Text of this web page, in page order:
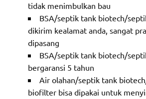
tidak menimbulkan bau
BSA/septik tank biotech/
dikirim kealamat anda, sangat
dipasang
BSA/septik tank biotech/
bergaransi 5 tahun
Air olahan/septik tank
biofilter bisa dipakai untuk